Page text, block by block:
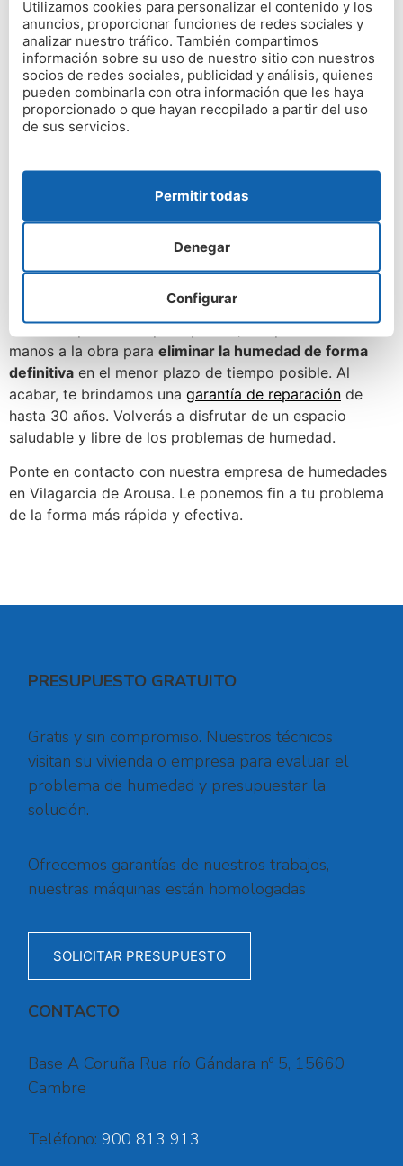
Diagnóstico gratuito y
garantía de hasta 30 años.
¡Contacta con nosotros!
importante valorar el tipo de humedad que tienes para
más adecuadas. A continuación, fijamos un presupuesto
sin compromiso, adaptado a tus necesidades, para que
conozcas previamente el precio de la obra y la
Una vez apruebes el presupuesto, nos pondremos
manos a la obra para eliminar la humedad de forma
definitiva en el menor plazo de tiempo posible. Al
acabar, te brindamos una garantía de reparación de
hasta 30 años. Volverás a disfrutar de un espacio
saludable y libre de los problemas de humedad.
Ponte en contacto con nuestra empresa de humedades
en Vilagarcia de Arousa. Le ponemos fin a tu problema
de la forma más rápida y efectiva.
PRESUPUESTO GRATUITO
Gratis y sin compromiso. Nuestros técnicos
visitan su vivienda o empresa para evaluar el
problema de humedad y presupuestar la
solución.
Ofrecemos garantías de nuestros trabajos,
nuestras máquinas están homologadas
SOLICITAR PRESUPUESTO
CONTACTO
Base A Coruña Rua río Gándara nº 5, 15660
Cambre
Teléfono: 900 813 913
Utilizamos cookies para personalizar el contenido y los
anuncios, proporcionar funciones de redes sociales y
analizar nuestro tráfico. También compartimos
información sobre su uso de nuestro sitio con nuestros
socios de redes sociales, publicidad y análisis, quienes
pueden combinarla con otra información que les haya
proporcionado o que hayan recopilado a partir del uso
de sus servicios.
Configurar
Denegar
Permitir todas